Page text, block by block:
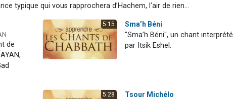
typique qui vous rapprochera d’Hachem, l’air de rien...
de
5:15 Sma’h Béni
"Sma’h Béni", un chant interprété
par Itsik Eshel.
5:28 Tsour Michélo